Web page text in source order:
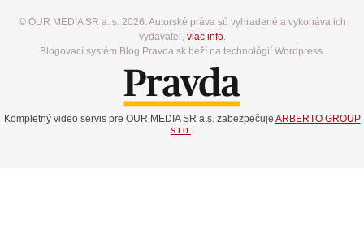
© OUR MEDIA SR a. s. 2026. Autorské práva sú vyhradené a vykonáva ich
vydavateľ, viac info.
Blogovací systém Blog.Pravda.sk beží na technológií Wordpress.
Kompletný video servis pre OUR MEDIA SR a.s. zabezpečuje ARBERTO GROUP
s.r.o.